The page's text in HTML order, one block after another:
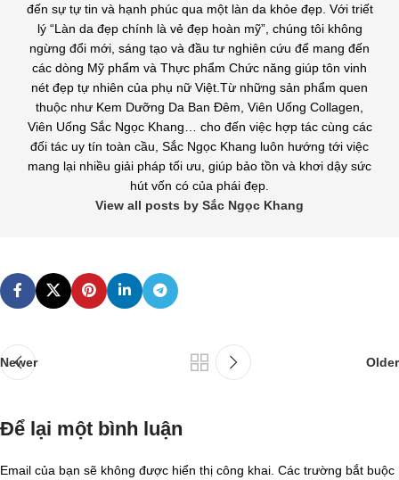
đến sự tự tin và hạnh phúc qua một làn da khỏe đẹp. Với triết
lý “Làn da đẹp chính là vẻ đẹp hoàn mỹ”, chúng tôi không
ngừng đổi mới, sáng tạo và đầu tư nghiên cứu để mang đến
các dòng Mỹ phẩm và Thực phẩm Chức năng giúp tôn vinh
nét đẹp tự nhiên của phụ nữ Việt.Từ những sản phẩm quen
thuộc như Kem Dưỡng Da Ban Đêm, Viên Uống Collagen,
Viên Uống Sắc Ngọc Khang… cho đến việc hợp tác cùng các
đối tác uy tín toàn cầu, Sắc Ngọc Khang luôn hướng tới việc
mang lại nhiều giải pháp tối ưu, giúp bảo tồn và khơi dậy sức
hút vốn có của phái đẹp.
View all posts by Sắc Ngọc Khang
Newer Older
Để lại một bình luận
Email của bạn sẽ không được hiển thị công khai. Các trường bắt buộc